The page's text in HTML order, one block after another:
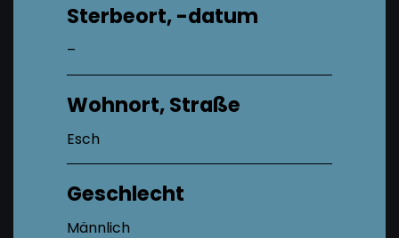
Sterbeort, -datum
–
Wohnort, Straße
Esch
Geschlecht
Männlich